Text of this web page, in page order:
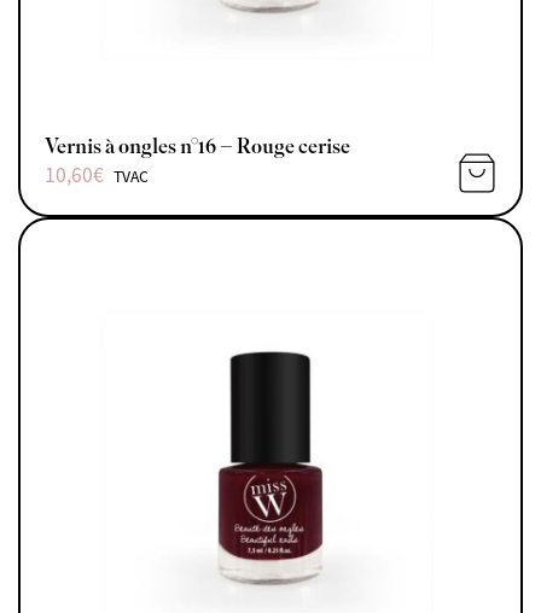
Vernis à ongles n°16 – Rouge cerise
10,60€ TVAC